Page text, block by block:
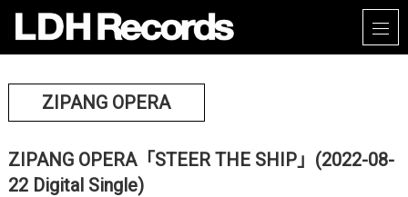
ZIPANG OPERA
ZIPANG OPERA「STEER THE SHIP」(2022-08-
22 Digital Single)